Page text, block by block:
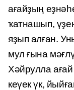
ағайҙың
ҡатнашып,
яҙып алған.
мул ғына
Хәйрулла
кеүек үк,